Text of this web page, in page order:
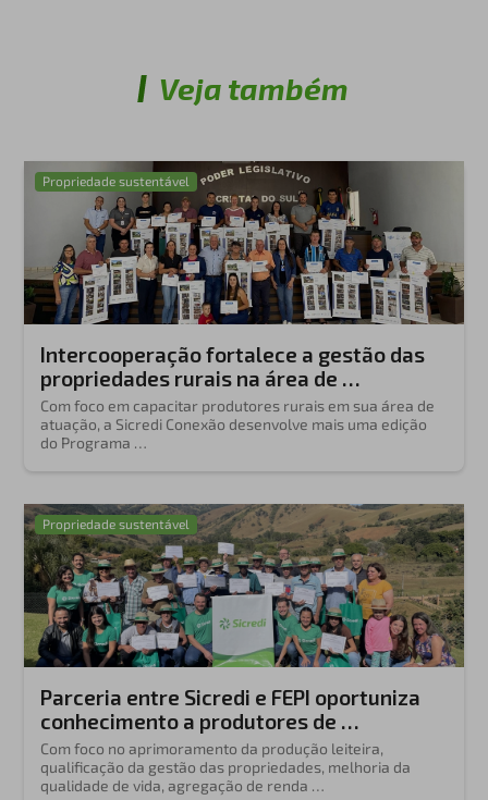
Veja também
Propriedade sustentável
Intercooperação fortalece a gestão das
propriedades rurais na área de …
Com foco em capacitar produtores rurais em sua área de
atuação, a Sicredi Conexão desenvolve mais uma edição
do Programa …
Propriedade sustentável
Parceria entre Sicredi e FEPI oportuniza
conhecimento a produtores de …
Com foco no aprimoramento da produção leiteira,
qualificação da gestão das propriedades, melhoria da
qualidade de vida, agregação de renda …